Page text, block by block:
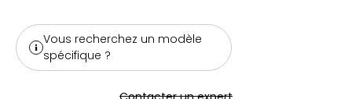
Vous recherchez un modèle
spécifique ?